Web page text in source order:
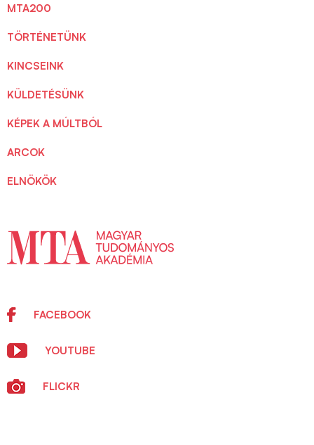
MTA200
TÖRTÉNETÜNK
KINCSEINK
KÜLDETÉSÜNK
KÉPEK A MÚLTBÓL
ARCOK
ELNÖKÖK
FACEBOOK
YOUTUBE
FLICKR